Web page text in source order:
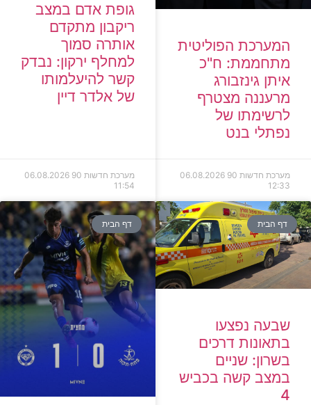
המערכת הפוליטית
מתחממת: ח"כ
איתן גינזבורג
מרעננה מצטרף
לרשימתו של
נפתלי בנט
מערכת חדשות 90
06.08.2026
12:33
גופת אדם במצב
ריקבון מתקדם
אותרה סמוך
למחלף ירקון: נבדק
קשר להיעלמותו
של אלדר דיין
מערכת חדשות 90
06.08.2026
11:54
דף הבית
שבעה נפצעו
בתאונות דרכים
בשרון: שניים
במצב קשה בכביש
4
דף הבית